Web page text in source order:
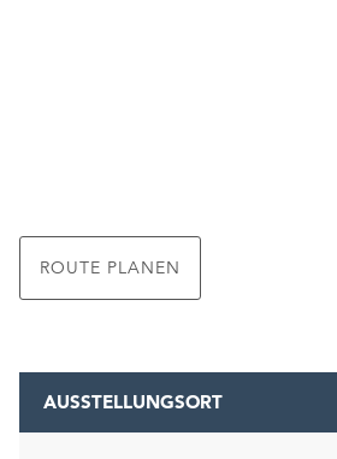
ROUTE PLANEN
AUSSTELLUNGSORT